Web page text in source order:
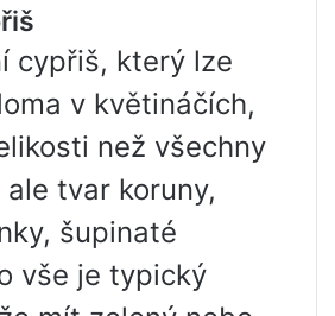
cypřiš, který lze
v květináčích,
než všechny
tvar koruny,
šupinaté
vše je typický